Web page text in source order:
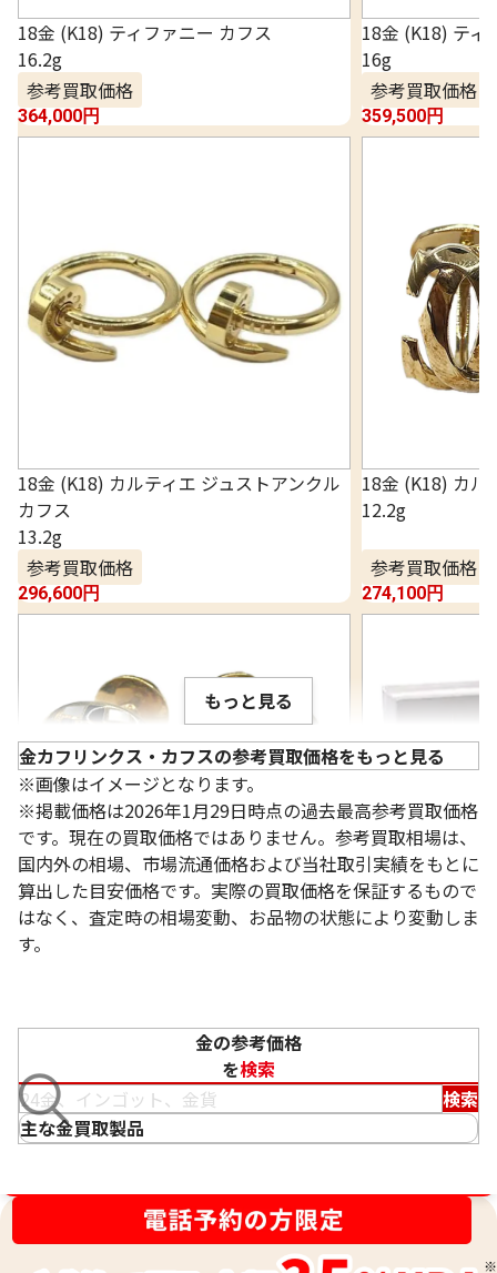
18金 (K18) ティファニー カフス
16.2g
参考買取価格
364,000円
18金 (K18) ティ
16g
参考買取価格
359,500円
18金 (K18) カルティエ ジュストアンクル
カフス
13.2g
参考買取価格
296,600円
18金 (K18) カル
12.2g
参考買取価格
274,100円
18金 (K18) ティファニー カフス
もっと見る
金カフリンクス・カフスの参考買取価格をもっと見る
※画像はイメージとなります。
※掲載価格は2026年1月29日時点の過去最高参考買取価格
です。現在の買取価格ではありません。参考買取相場は、
国内外の相場、市場流通価格および当社取引実績をもとに
算出した目安価格です。実際の買取価格を保証するもので
はなく、査定時の相場変動、お品物の状態により変動しま
す。
金の参考価格
を検索
検索
主な金買取製品